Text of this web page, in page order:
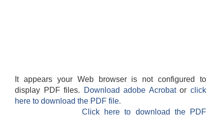
It appears your Web browser is not configured to
display PDF files.
Download adobe Acrobatorclick
here to download the PDF file.
Click here to download the PDF